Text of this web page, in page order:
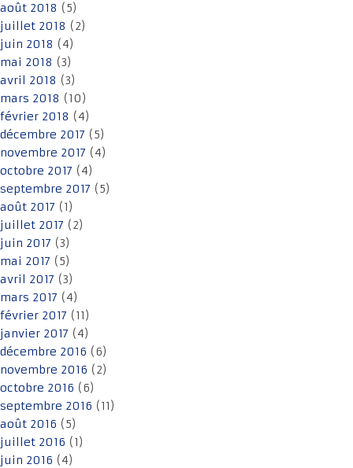
août 2018 (5)
juillet 2018 (2)
juin 2018 (4)
mai 2018 (3)
avril 2018 (3)
mars 2018 (10)
février 2018 (4)
décembre 2017 (5)
novembre 2017 (4)
octobre 2017 (4)
septembre 2017 (5)
août 2017 (1)
juillet 2017 (2)
juin 2017 (3)
mai 2017 (5)
avril 2017 (3)
mars 2017 (4)
février 2017 (11)
janvier 2017 (4)
décembre 2016 (6)
novembre 2016 (2)
octobre 2016 (6)
septembre 2016 (11)
août 2016 (5)
juillet 2016 (1)
juin 2016 (4)